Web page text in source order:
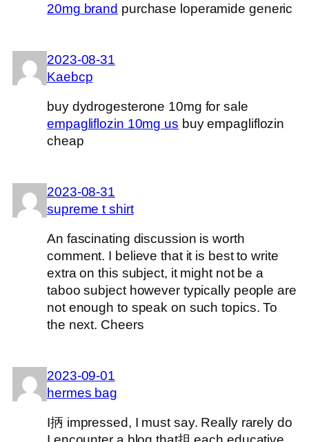
20mg brand purchase loperamide generic
2023-08-31
Kaebcp
buy dydrogesterone 10mg for sale
empagliflozin 10mg us buy empagliflozin
cheap
2023-08-31
supreme t shirt
An fascinating discussion is worth
comment. I believe that it is best to write
extra on this subject, it might not be a
taboo subject however typically people are
not enough to speak on such topics. To
the next. Cheers
2023-09-01
hermes bag
I抦 impressed, I must say. Really rarely do